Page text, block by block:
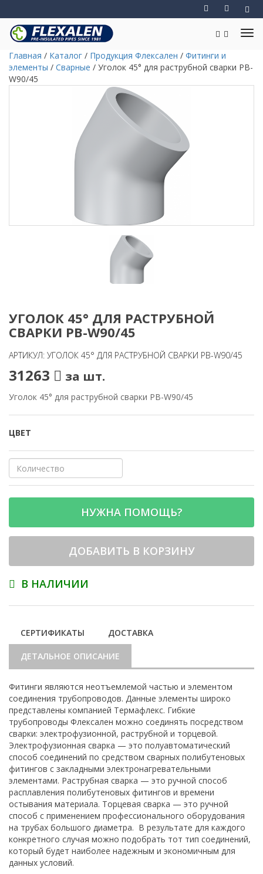
Главная / Каталог / Продукция Флексален / Фитинги и
элементы / Сварные / Уголок 45° для раструбной сварки PB-
W90/45
УГОЛОК 45° ДЛЯ РАСТРУБНОЙ
СВАРКИ PB-W90/45
АРТИКУЛ: УГОЛОК 45° ДЛЯ РАСТРУБНОЙ СВАРКИ PB-W90/45
31263 за шт.
Уголок 45° для раструбной сварки PB-W90/45
ЦВЕТ
НУЖНА ПОМОЩЬ?
ДОБАВИТЬ В КОРЗИНУ
В НАЛИЧИИ
СЕРТИФИКАТЫ ДОСТАВКА
ДЕТАЛЬНОЕ ОПИСАНИЕ
Фитинги являются неотъемлемой частью и элементом
соединения трубопроводов. Данные элементы широко
представлены компанией Термафлекс. Гибкие
трубопроводы Флексален можно соединять посредством
сварки: электрофузионной, раструбной и торцевой.
Электрофузионная сварка — это полуавтоматический
способ соединений по средством сварных полибутеновых
фитингов с закладными электронагревательными
элементами. Раструбная сварка — это ручной способ
расплавления полибутеновых фитингов и времени
остывания материала. Торцевая сварка — это ручной
способ с применением профессионального оборудования
на трубах большого диаметра. В результате для каждого
конкретного случая можно подобрать тот тип соединений,
который будет наиболее надежным и экономичным для
данных условий.